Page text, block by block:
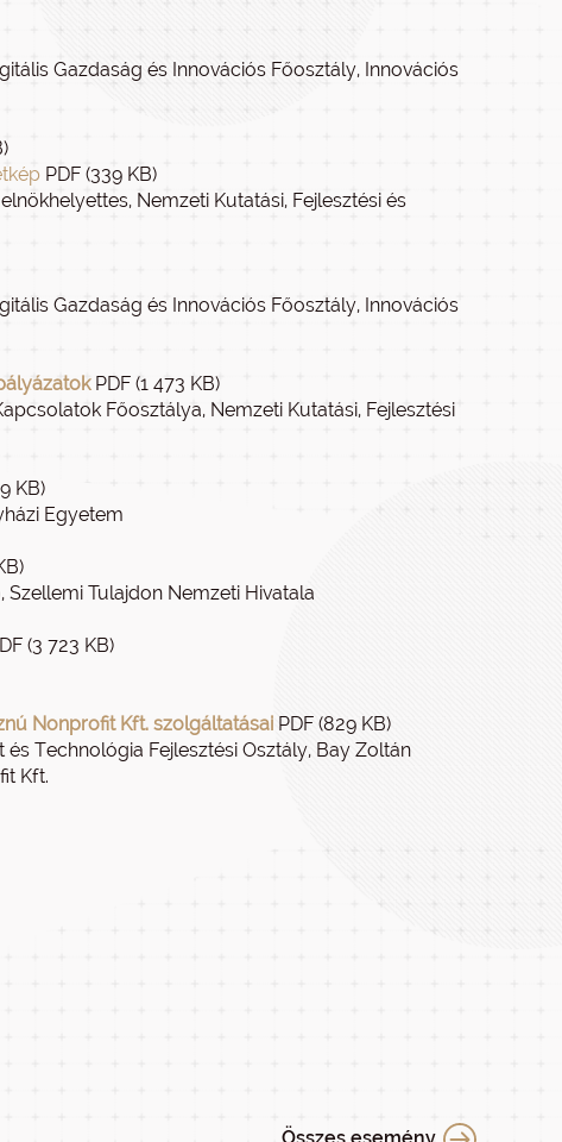
Gazdaság és Innovációs Főosztály, Innovációs
PDF (339 KB)
Nemzeti Kutatási, Fejlesztési és
Gazdaság és Innovációs Főosztály, Innovációs
PDF (1 473 KB)
Főosztálya, Nemzeti Kutatási, Fejlesztési
KB)
Egyetem
Szellemi Tulajdon Nemzeti Hivatala
(3 723 KB)
Nonprofit Kft. szolgáltatásai PDF (829 KB)
Technológia Fejlesztési Osztály, Bay Zoltán
Kft.
Összes esemény